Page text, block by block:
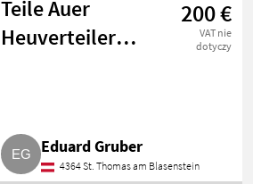
dmuchawe
Teile Auer
Heuverteiler
200 €
VAT nie
dotyczy
Eduard Gruber
4364 St. Thomas am Blasenstein